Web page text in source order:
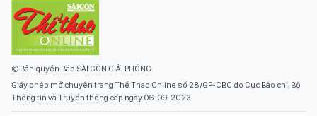
© Bản quyền Báo SÀI GÒN GIẢI PHÓNG.
Giấy phép mở chuyên trang Thể Thao Online số 28/GP-CBC do Cục Báo chí, Bộ
Thông tin và Truyền thông cấp ngày 06-09-2023.